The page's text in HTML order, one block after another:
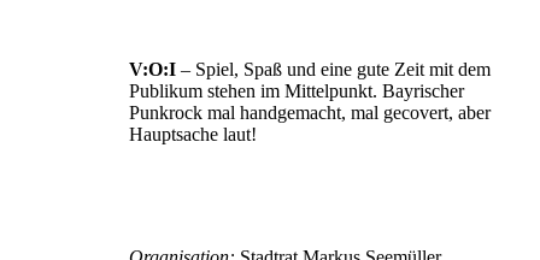
V:O:I – Spiel, Spaß und eine gute Zeit mit dem
Publikum stehen im Mittelpunkt. Bayrischer
Punkrock mal hand­gemacht, mal gecovert, aber
Hauptsache laut!